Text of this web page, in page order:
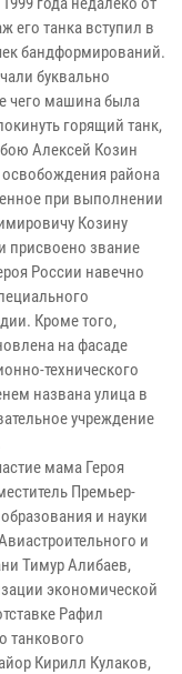
его танка вступил в
бандформирований.
буквально
чего машина была
горящий танк,
Алексей Козин
района
при выполнении
Козину
присвоено звание
России навечно
Кроме того,
на фасаде
технического
названа улица в
учреждение
мама Героя
Премьер-
и науки
и
Тимур Алибаев,
экономической
Рафил
танкового
Кирилл Кулаков,